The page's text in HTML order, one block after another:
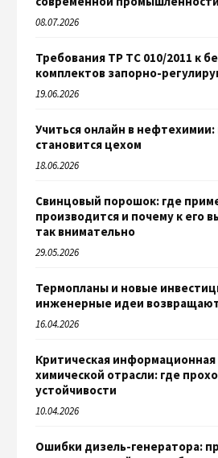
08.07.2026
Требования ТР ТС 010/2011 к
комплектов запорно-
19.06.2026
Учиться онлайн в нефтехимии:
становится цехом
18.06.2026
Свинцовый порошок: где
производится и почему к его
так внимательно
29.05.2026
Термопланы и новые
инженерные идеи
16.04.2026
Критическая
химической отрасли: где
устойчивости
10.04.2026
Ошибки дизель-генератора: